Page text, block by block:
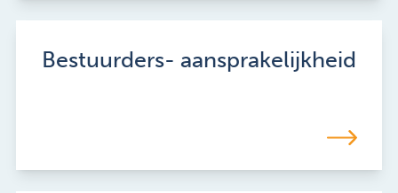
Bestuurders- aansprakelijkheid